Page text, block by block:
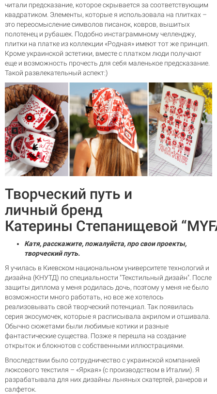
читали предсказание, которое скрывается за соответствующим
квадратиком. Элементы, которые я использовала на плитках –
это переосмысление символов писанок, ковров, вышитых
полотенец и рубашек. Подобно инстаграммному челленджу,
плитки на платке из коллекции «Родная» имеют тот же принцип.
Кроме украинской эстетики, вместе с платком люди получают
еще и возможность прочесть для себя маленькое предсказание.
Такой развлекательный аспект:)
Творческий путь и
личный бренд
Катерины Степанищевой
Катя, расскажите, пожалуйста, про свои проекты,
творческий путь.
Я училась в Киевском национальном университете технологий и
дизайна (КНУТД) по специальности "Текстильный дизайн". После
защиты диплома у меня родилась дочь, поэтому у меня не было
возможности много работать, но все же хотелось
реализовывать свой творческий потенциал. Так появилась
серия экосумочек, которые я расписывала акрилом и отшивала.
Обычно сюжетами были любимые котики и разные
фантастические существа. Позже я перешла на создание
открыток и блокнотов с собственными иллюстрациями.
Впоследствии было сотрудничество с украинской компанией
люксового текстиля – «Яркая» (с производством в Италии). Я
разрабатывала для них дизайны льняных скатертей, ранеров и
салфеток.